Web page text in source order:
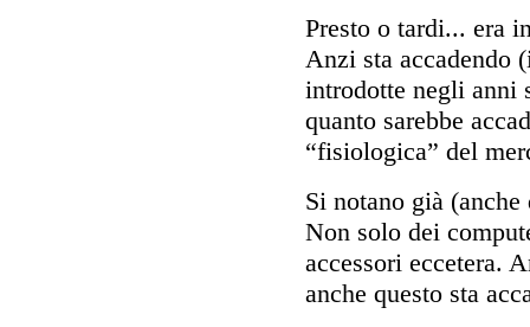
Presto o tardi... era
Anzi sta accadendo
introdotte negli anni
quanto sarebbe
“fisiologica” del
Si notano già
Non solo dei
accessori eccetera.
anche questo sta